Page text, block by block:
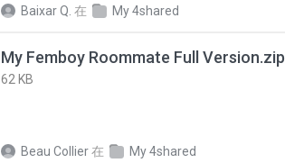
Baixar Q. 在 My 4shared
My Femboy Roommate Full Version.zip
62 KB
Beau Collier在 My 4shared